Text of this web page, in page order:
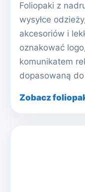
Foliopaki z
wysyłce
akcesoriów i
oznakować
komunikatem
dopasowaną
Zobacz